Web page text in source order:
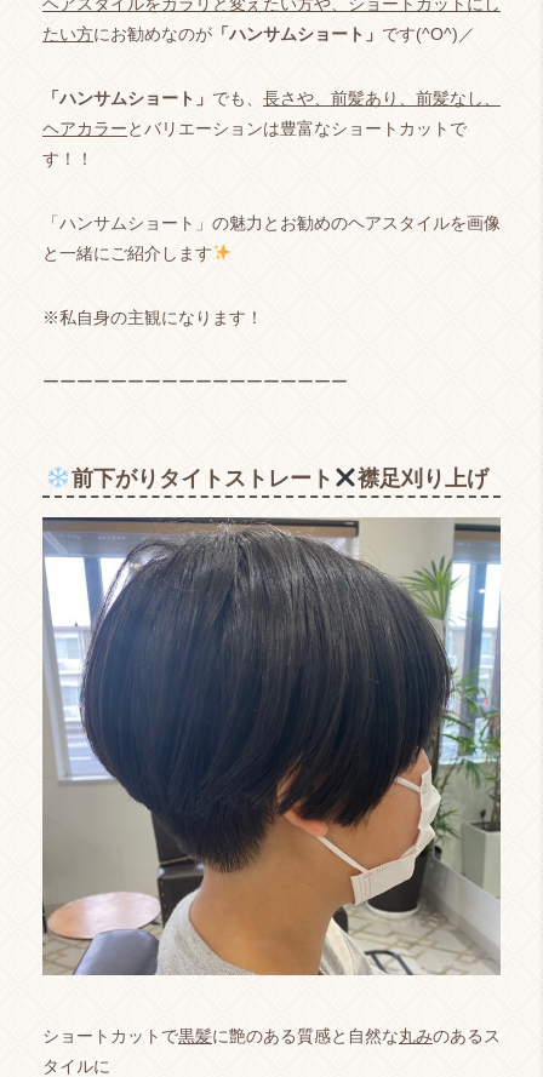
たい方にお勧めなのが 「ハンサムショート」 です(^O^)／
「ハンサムショート」 でも、 長さや、前髪あり、前髪なし、
ヘアカラーとバリエーションは豊富なショートカットで
す！！
「ハンサムショート」の魅力とお勧めのヘアスタイルを画像
と一緒にご紹介します
※私自身の主観になります！
ーーーーーーーーーーーーーーーーーー
前下がりタイトストレート 襟足刈り上げ
ショートカットで黒髪に艶のある質感と自然な丸みのあるス
タイルに